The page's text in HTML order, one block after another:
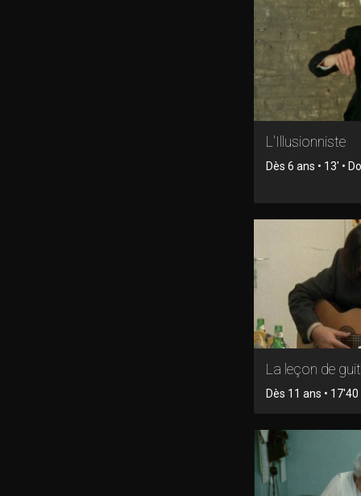
L'Illusionniste
Dès 6 ans • 13' •
La leçon de
Dès 11 ans • 17'40